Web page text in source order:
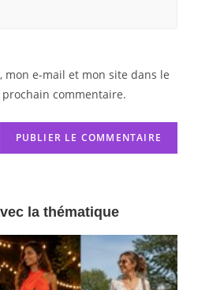
mon e-mail et mon site dans le
commentaire.
la thématique